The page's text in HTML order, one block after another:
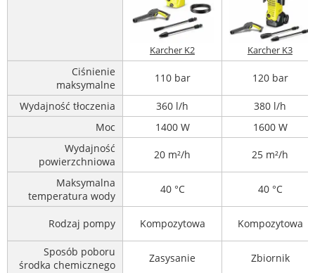
Karcher K2 Karcher K3
Ciśnienie
maksymalne
110 bar 120 bar
Wydajność tłoczenia 360 l/h
380 l/h
Moc
1400 W
1600 W
Wydajność
powierzchniowa
20 m²/h 25 m²/h
Maksymalna
temperatura wody
40 °C 40 °C
Rodzaj pompy Kompozytowa Kompozytowa
Sposób poboru
środka chemicznego
Zasysanie Zbiornik